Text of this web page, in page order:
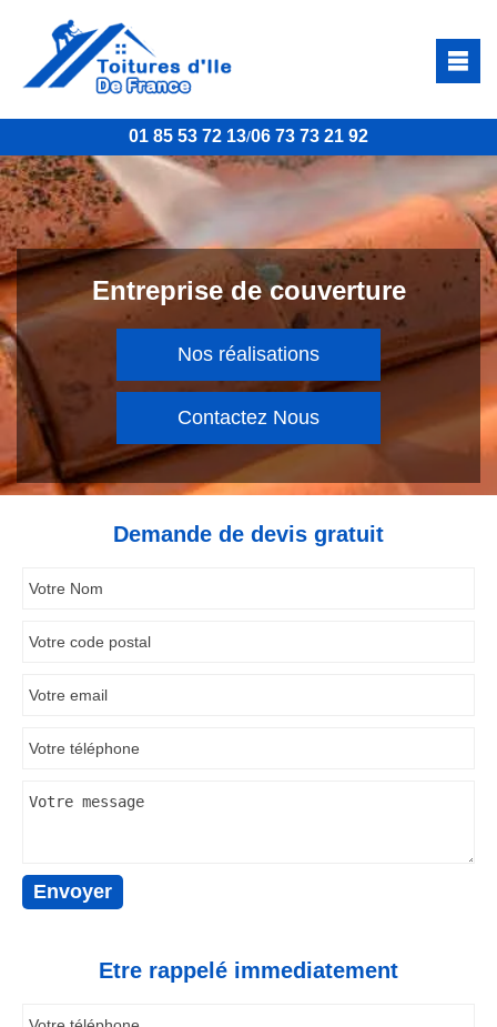
01 85 53 72 13/06 73 73 21 92
Entreprise de couverture
Nos réalisations
Contactez Nous
Demande de devis gratuit
Etre rappelé immediatement